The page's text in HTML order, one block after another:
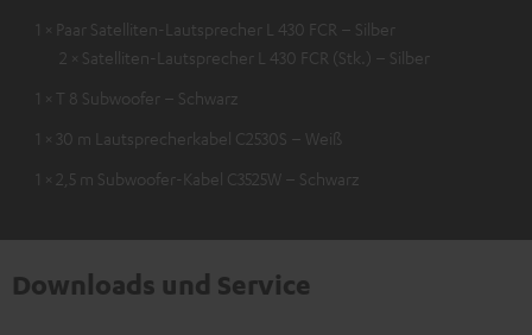
1 × Paar Satelliten-Lautsprecher L 430 FCR – Silber
2 × Satelliten-Lautsprecher L 430 FCR (Stk.) – Silber
1 × T 8 Subwoofer – Schwarz
1 × 30 m Lautsprecherkabel C2530S – Weiß
1 × 2,5 m Subwoofer-Kabel C3525W – Schwarz
Downloads und Service